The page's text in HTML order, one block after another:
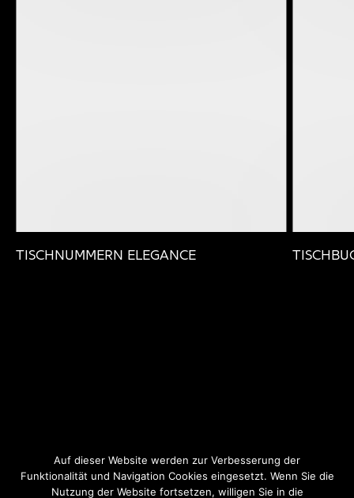
TISCHNUMMERN ELEGANCE
Auf dieser Website werden zur Verbesserung der
Funktionalität und Navigation Cookies eingesetzt. Wenn Sie die
Nutzung der Website fortsetzen, willigen Sie in die